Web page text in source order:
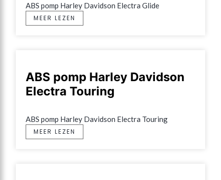
ABS pomp Harley Davidson Electra Glide
MEER LEZEN
ABS pomp Harley Davidson
Electra Touring
ABS pomp Harley Davidson Electra Touring
MEER LEZEN